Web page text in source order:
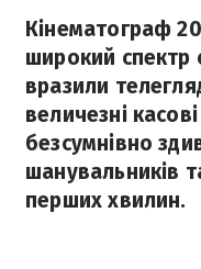
Кінематограф
широкий спектр
вразили
величезні
безсумнівно
шанувальників
перших хвилин.